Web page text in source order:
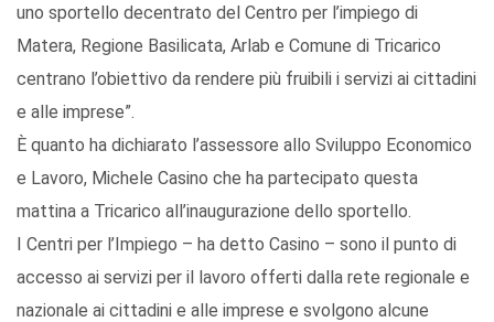
uno sportello decentrato del Centro per l’impiego di
Matera, Regione Basilicata, Arlab e Comune di Tricarico
centrano l’obiettivo da rendere più fruibili i servizi ai cittadini
e alle imprese”.
È quanto ha dichiarato l’assessore allo Sviluppo Economico
e Lavoro, Michele Casino che ha partecipato questa
mattina a Tricarico all’inaugurazione dello sportello.
I Centri per l’Impiego – ha detto Casino – sono il punto di
accesso ai servizi per il lavoro offerti dalla rete regionale e
nazionale ai cittadini e alle imprese e svolgono alcune